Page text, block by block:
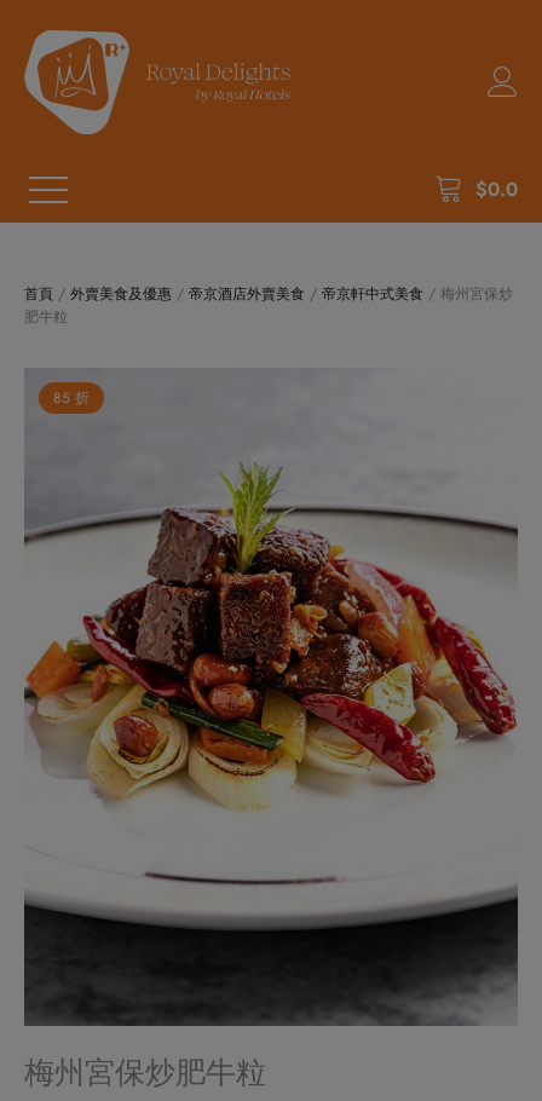
$0.0
首頁 / 外賣美食及優惠 / 帝京酒店外賣美食 / 帝京軒中式美食 / 梅州宮保炒
肥牛粒
85 折
梅州宮保炒肥牛粒